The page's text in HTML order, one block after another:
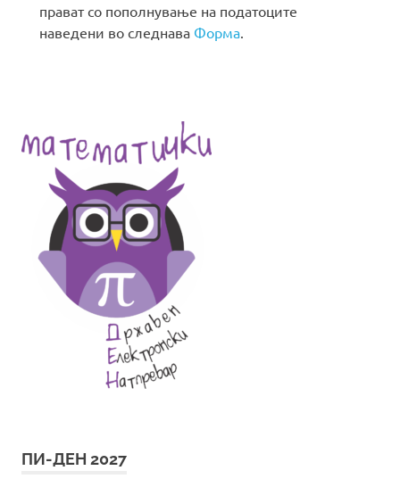
прават со пополнување на податоците
наведени во следнава Форма
ПИ-ДЕН 2027